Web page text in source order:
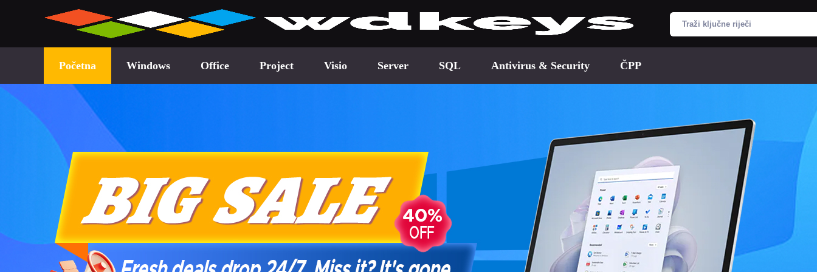
Početna Windows Office Project Visio Server SQL Antivirus & Security ČPP